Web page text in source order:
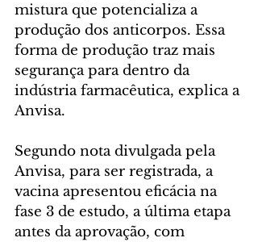
mistura que potencializa a
produção dos anticorpos. Essa
forma de produção traz mais
segurança para dentro da
indústria farmacêutica, explica a
Anvisa.
Segundo nota divulgada pela
Anvisa, para ser registrada, a
vacina apresentou eficácia na
fase 3 de estudo, a última etapa
antes da aprovação, com